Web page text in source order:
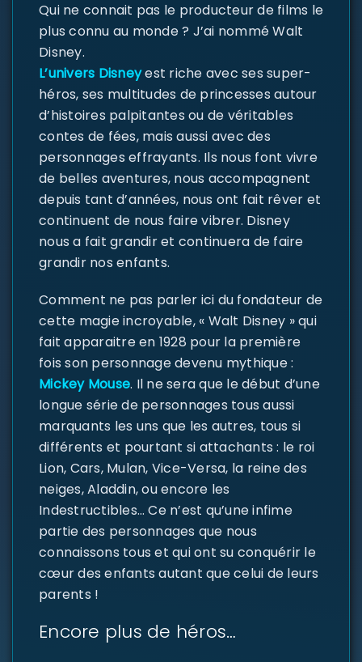
Qui ne connait pas le producteur de films le
plus connu au monde ? J’ai nommé Walt
Disney.
L’univers Disneyest riche avec ses super-
héros, ses multitudes de princesses autour
d’histoires palpitantes ou de véritables
contes de fées, mais aussi avec des
personnages effrayants. Ils nous font vivre
de belles aventures, nous accompagnent
depuis tant d’années, nous ont fait rêver et
continuent de nous faire vibrer. Disney
nous a fait grandir et continuera de faire
grandir nos enfants.
Comment ne pas parler ici du fondateur de
cette magie incroyable, « Walt Disney » qui
fait apparaitre en 1928 pour la première
fois son personnage devenu mythique :
Mickey Mouse. Il ne sera que le début d’une
longue série de personnages tous aussi
marquants les uns que les autres, tous si
différents et pourtant si attachants : le roi
Lion, Cars, Mulan, Vice-Versa, la reine des
neiges, Aladdin, ou encore les
Indestructibles… Ce n’est qu’une infime
partie des personnages que nous
connaissons tous et qui ont su conquérir le
cœur des enfants autant que celui de leurs
parents !
Encore plus de héros…